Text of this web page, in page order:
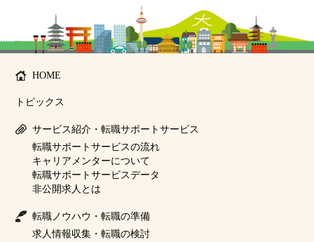
HOME
トピックス
サービス紹介・転職サポートサービス
転職サポートサービスの流れ
キャリアメンターについて
転職サポートサービスデータ
非公開求人とは
転職ノウハウ・転職の準備
求人情報収集・転職の検討